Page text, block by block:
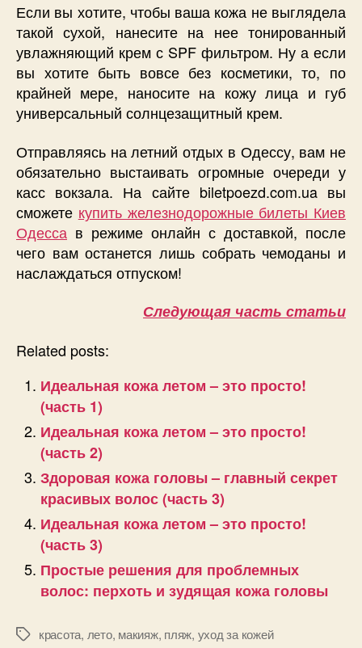
Если вы хотите, чтобы ваша кожа не выглядела
такой сухой, нанесите на нее тонированный
увлажняющий крем с SPF фильтром. Ну а если
вы хотите быть вовсе без косметики, то, по
крайней мере, наносите на кожу лица и губ
универсальный солнцезащитный крем.
Отправляясь на летний отдых в Одессу, вам не
обязательно выстаивать огромные очереди у
касс вокзала. На сайте biletpoezd.com.ua вы
сможете купить железнодорожные билеты Киев
Одесса в режиме онлайн с доставкой, после
чего вам останется лишь собрать чемоданы и
наслаждаться отпуском!
Следующая часть статьи
Related posts:
Идеальная кожа летом – это просто!
(часть 1)
Идеальная кожа летом – это просто!
(часть 2)
Здоровая кожа головы – главный секрет
красивых волос (часть 3)
Идеальная кожа летом – это просто!
(часть 3)
Простые решения для проблемных
волос: перхоть и зудящая кожа головы
Позначки
красота, лето, макияж, пляж, уход за кожей